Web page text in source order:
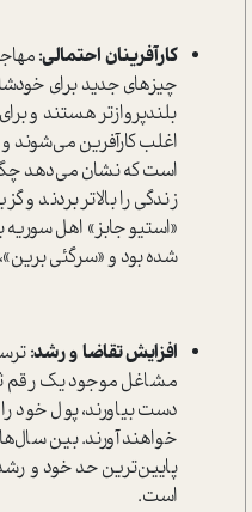
کارآفرینان احتمالی:
چیزهای جدید برای
بلندپروازتر هستند و
اغلب کارآفرین می‌شوند و
است که نشان می‌دهد
زندگی را بالاتر بردند
«استیو جابز» اهل سوریه
شده بود و «سرگئی
افزایش تقاضا و رشد:
مشاغل موجود یک رقم
دست بیاورند، پول خود
پایین‌ترین حد خود و
است.